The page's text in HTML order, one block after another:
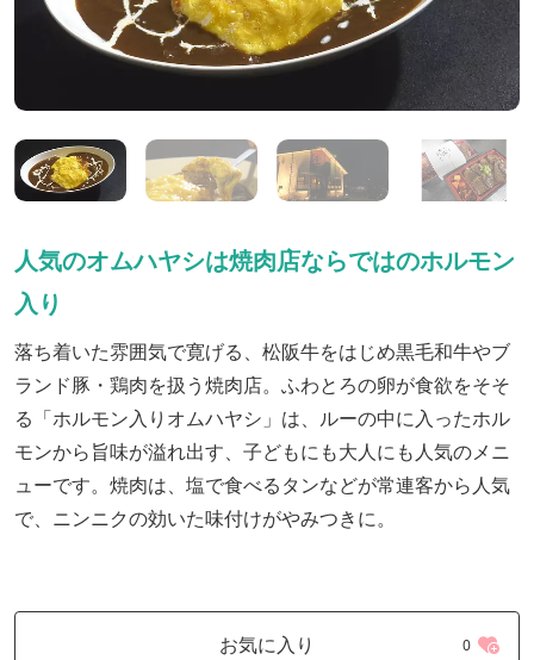
人気のオムハヤシは焼肉店ならではのホルモン
入り
落ち着いた雰囲気で寛げる、松阪牛をはじめ黒毛和牛やブ
ランド豚・鶏肉を扱う焼肉店。ふわとろの卵が食欲をそそ
る「ホルモン入りオムハヤシ」は、ルーの中に入ったホル
モンから旨味が溢れ出す、子どもにも大人にも人気のメニ
ューです。焼肉は、塩で食べるタンなどが常連客から人気
で、ニンニクの効いた味付けがやみつきに。
お気に入り 0